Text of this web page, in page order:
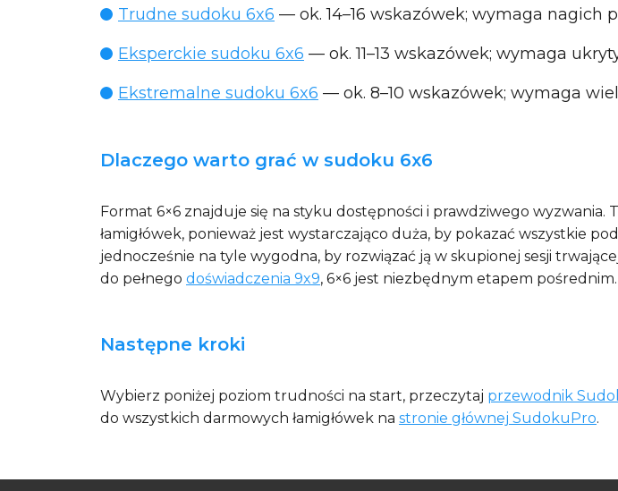
Trudne sudoku 6x6 — ok. 14–16 wskazówek; wymaga
Eksperckie sudoku 6x6 — ok. 11–13 wskazówek; wymaga
Ekstremalne sudoku 6x6 — ok. 8–10 wskazówek; wymaga
Dlaczego warto grać w sudoku 6x6
Format 6×6 znajduje się na styku dostępności i prawdziwego
łamigłówek, ponieważ jest wystarczająco duża, by pokazać wszystkie
jednocześnie na tyle wygodna, by rozwiązać ją w skupionej sesji
do pełnego doświadczenia 9x9, 6×6 jest niezbędnym etapem pośrednim.
Następne kroki
Wybierz poniżej poziom trudności na start, przeczytaj przewodnik
do wszystkich darmowych łamigłówek na stronie głównej SudokuPro.